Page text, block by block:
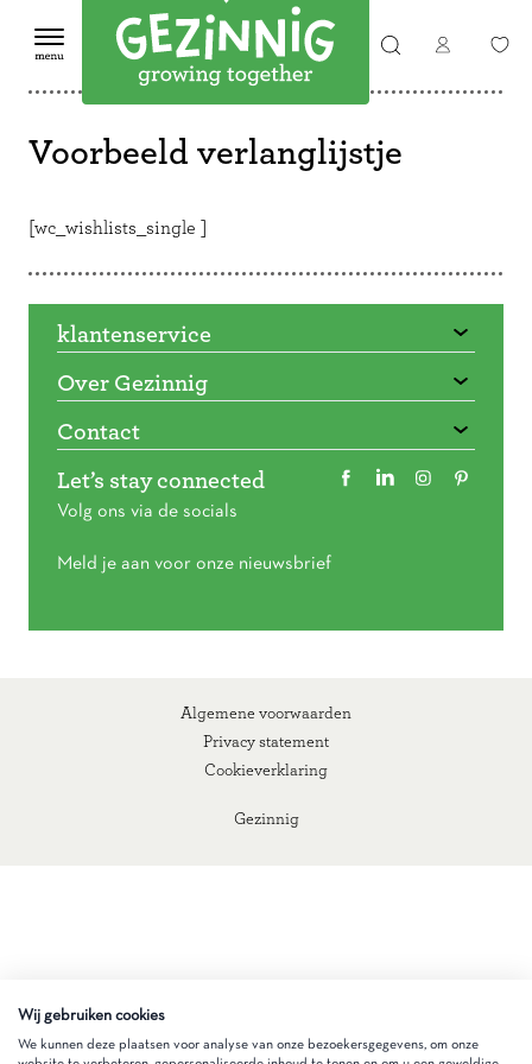
Voorbeeld verlanglijstje
[wc_wishlists_single ]
klantenservice
Over Gezinnig
Contact
Let’s stay connected
Volg ons via de socials
Meld je aan voor onze nieuwsbrief
Gezinnig
Algemene voorwaarden
Privacy statement
Cookieverklaring
Wij gebruiken cookies
We kunnen deze plaatsen voor analyse van onze bezoekersgegevens, om onze